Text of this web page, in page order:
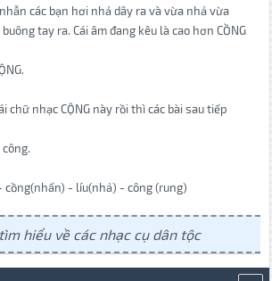
các bạn hơi nhả dây ra và vừa nhả vừa
tay ra. Cái âm đang kêu là cao hơn CỒNG
chữ nhạc CỘNG này rồi thì các bài sau tiếp
cồng(nhấn) - líu(nhả) - công (rung)
hiểu về các nhạc cụ dân tộc